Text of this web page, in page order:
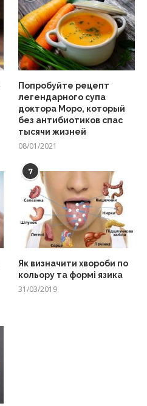
Попробуйте рецепт
легендарного супа
доктора Моро, который
без антибиотиков спас
тысячи жизней
08/01/2021
7
Як визначити хвороби по
кольору та формі язика
31/03/2019